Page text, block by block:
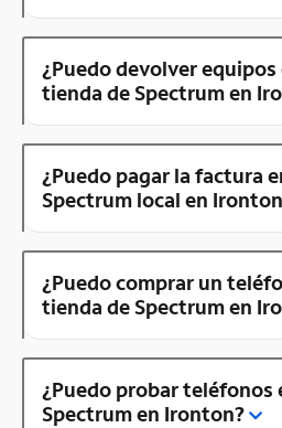
¿Puedo devolver
tienda de Spectrum en
¿Puedo pagar la factura
Spectrum local en
¿Puedo comprar un
tienda de Spectrum en
¿Puedo probar teléfonos
Spectrum en Ironton?